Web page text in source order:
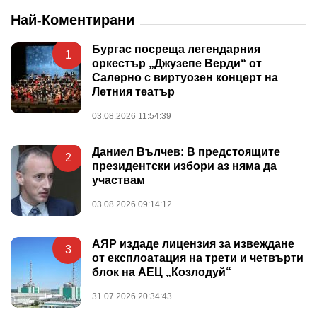
Най-Коментирани
1
Бургас посреща легендарния
оркестър „Джузепе Верди“ от
Салерно с виртуозен концерт на
Летния театър
03.08.2026 11:54:39
2
Даниел Вълчев: В предстоящите
президентски избори аз няма да
участвам
03.08.2026 09:14:12
3
АЯР издаде лицензия за извеждане
от експлоатация на трети и четвърти
блок на АЕЦ „Козлодуй“
31.07.2026 20:34:43